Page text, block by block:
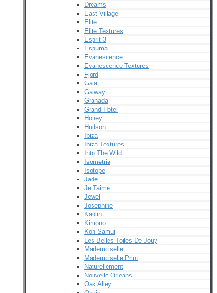
Dreams
East Village
Elite
Elite Textures
Esprit 3
Espuma
Evanescence
Evanescence Textures
Fjord
Gaia
Galway
Granada
Grand Hotel
Honey
Hudson
Ibiza
Ibiza Textures
Into The Wild
Isometrie
Isotope
Jade
Je Taime
Jewel
Josephine
Kaolin
Kimono
Koh Samui
Les Belles Toiles De Jouy
Mademoiselle
Mademoiselle Print
Naturellement
Nouvelle Orleans
Oak Alley